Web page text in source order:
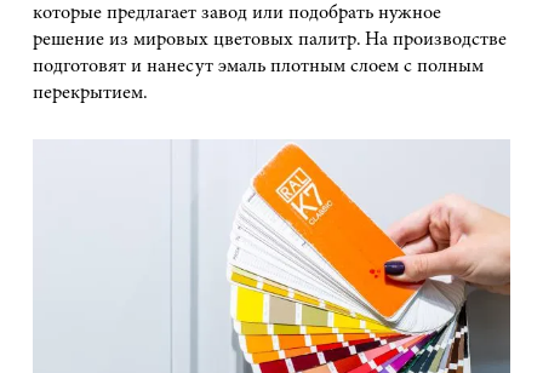
которые предлагает завод или подобрать нужное
решение из мировых цветовых палитр. На производстве
подготовят и нанесут эмаль плотным слоем с полным
перекрытием.